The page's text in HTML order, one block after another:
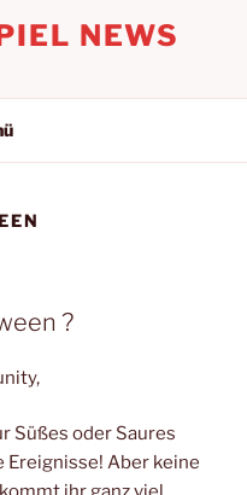
NEWS
?
Süßes oder Saures
Aber keine